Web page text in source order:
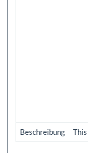
Beschreibung